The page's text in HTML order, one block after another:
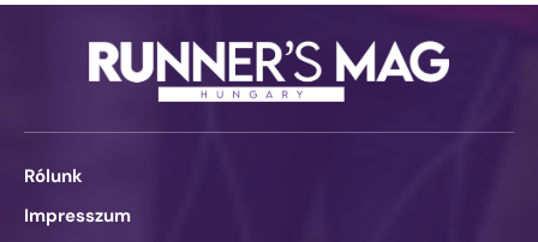
Rólunk
Impresszum